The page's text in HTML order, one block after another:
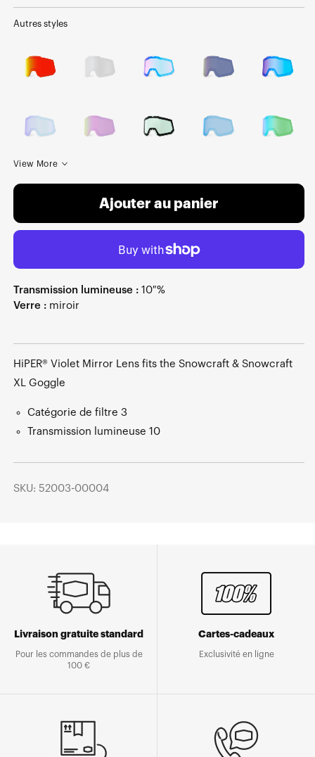
une
fenêtre
modale
Autres styles
View More
Ajouter au panier
Transmission lumineuse : 10 %
Verre : miroir
HiPER® Violet Mirror Lens fits the Snowcraft & Snowcraft
XL Goggle
Catégorie de filtre 3
Transmission lumineuse 10
SKU: 52003-00004
Livraison gratuite standard
Pour les commandes de plus de
100 €
Cartes-cadeaux
Exclusivité en ligne